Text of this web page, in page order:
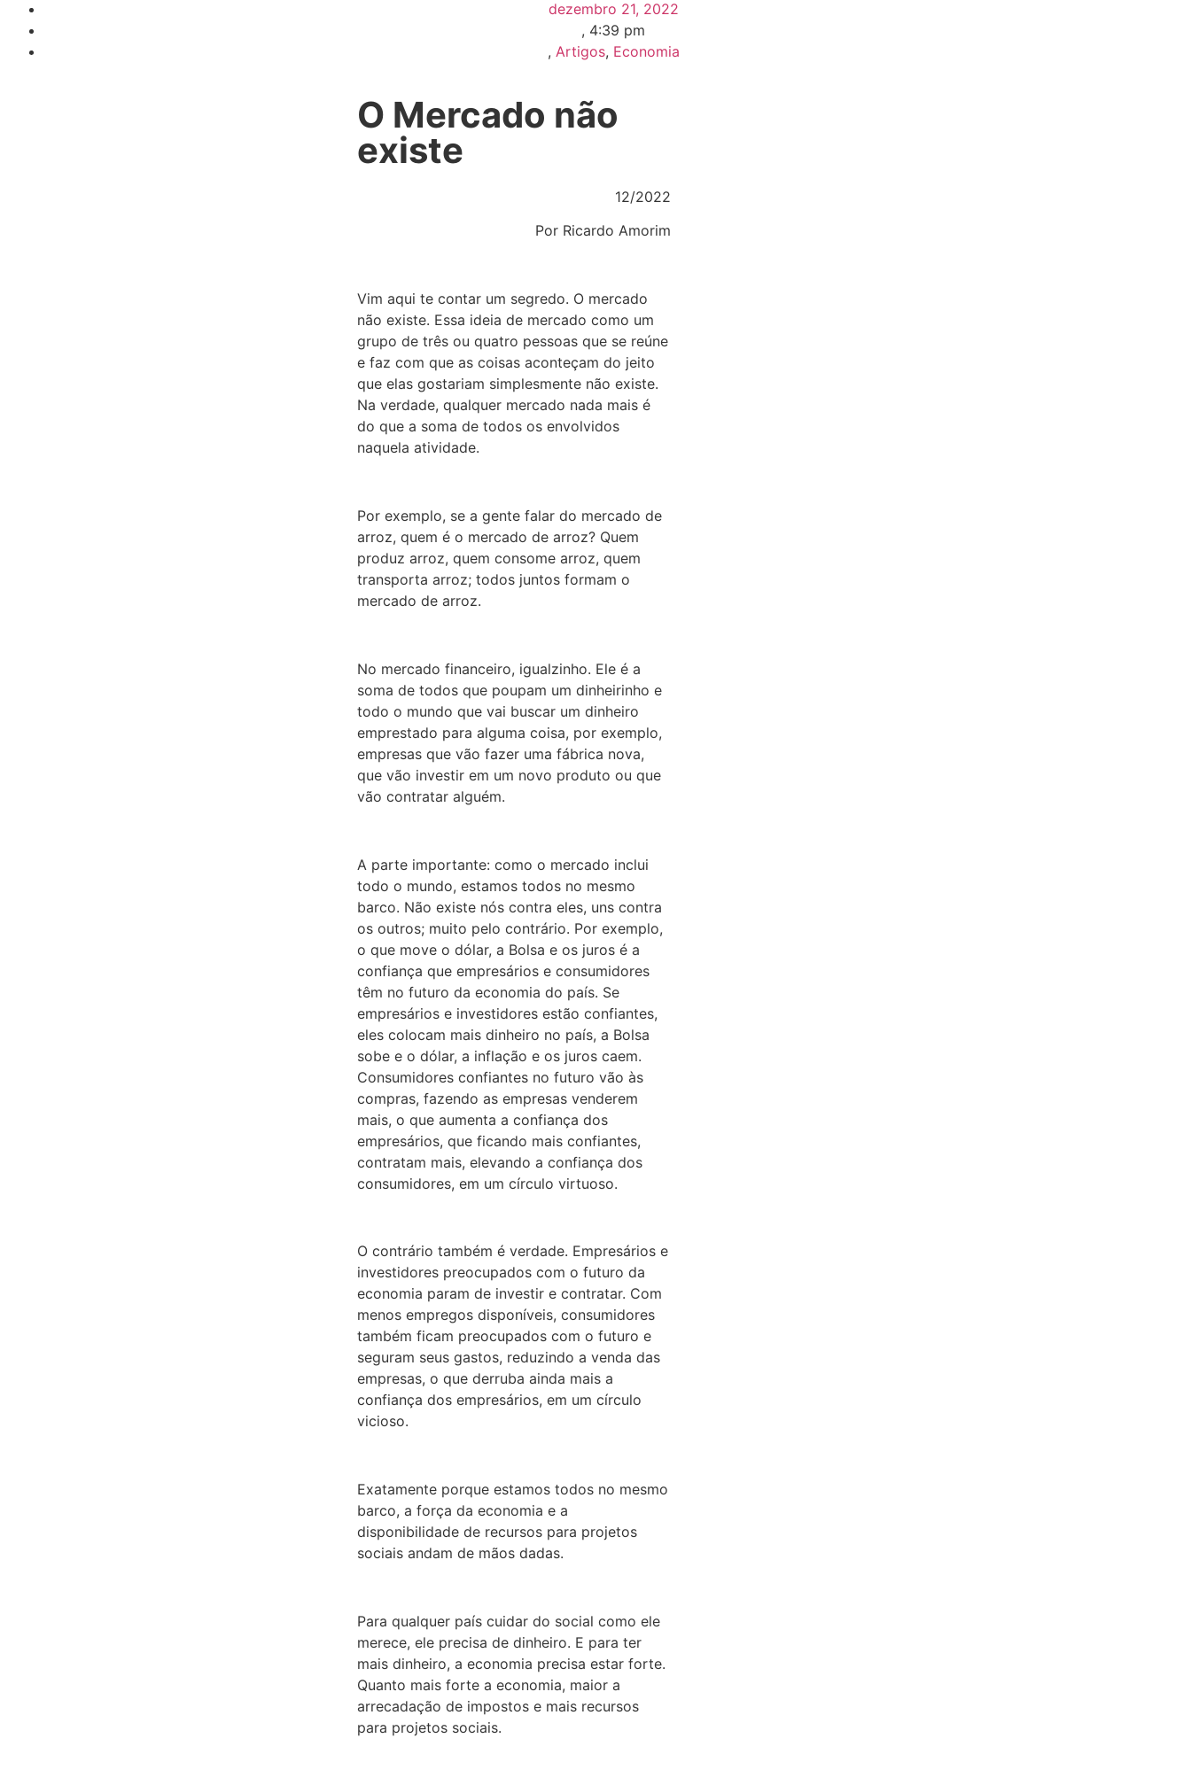
dezembro 21, 2022
, 4:39 pm
, Artigos, Economia
O Mercado não
existe
12/2022
Por Ricardo Amorim
Vim aqui te contar um segredo. O mercado
não existe. Essa ideia de mercado como um
grupo de três ou quatro pessoas que se reúne
e faz com que as coisas aconteçam do jeito
que elas gostariam simplesmente não existe.
Na verdade, qualquer mercado nada mais é
do que a soma de todos os envolvidos
naquela atividade.
Por exemplo, se a gente falar do mercado de
arroz, quem é o mercado de arroz? Quem
produz arroz, quem consome arroz, quem
transporta arroz; todos juntos formam o
mercado de arroz.
No mercado financeiro, igualzinho. Ele é a
soma de todos que poupam um dinheirinho e
todo o mundo que vai buscar um dinheiro
emprestado para alguma coisa, por exemplo,
empresas que vão fazer uma fábrica nova,
que vão investir em um novo produto ou que
vão contratar alguém.
A parte importante: como o mercado inclui
todo o mundo, estamos todos no mesmo
barco. Não existe nós contra eles, uns contra
os outros; muito pelo contrário. Por exemplo,
o que move o dólar, a Bolsa e os juros é a
confiança que empresários e consumidores
têm no futuro da economia do país. Se
empresários e investidores estão confiantes,
eles colocam mais dinheiro no país, a Bolsa
sobe e o dólar, a inflação e os juros caem.
Consumidores confiantes no futuro vão às
compras, fazendo as empresas venderem
mais, o que aumenta a confiança dos
empresários, que ficando mais confiantes,
contratam mais, elevando a confiança dos
consumidores, em um círculo virtuoso.
O contrário também é verdade. Empresários e
investidores preocupados com o futuro da
economia param de investir e contratar. Com
menos empregos disponíveis, consumidores
também ficam preocupados com o futuro e
seguram seus gastos, reduzindo a venda das
empresas, o que derruba ainda mais a
confiança dos empresários, em um círculo
vicioso.
Exatamente porque estamos todos no mesmo
barco, a força da economia e a
disponibilidade de recursos para projetos
sociais andam de mãos dadas.
Para qualquer país cuidar do social como ele
merece, ele precisa de dinheiro. E para ter
mais dinheiro, a economia precisa estar forte.
Quanto mais forte a economia, maior a
arrecadação de impostos e mais recursos
para projetos sociais.